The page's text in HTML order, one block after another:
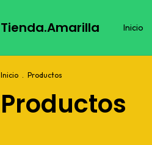
Tienda.Amarilla Inicio
Inicio . Productos
Productos